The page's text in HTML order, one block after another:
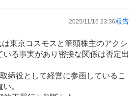
2025/11/16 23:36報告
は東京コスモスと筆頭株主のアクシ
いる事実があり密接な関係は否定出
締役として経営に参画しているこ
。